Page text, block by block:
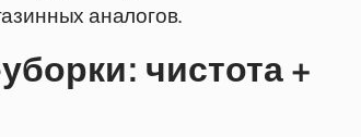
аналогов.
чистота +